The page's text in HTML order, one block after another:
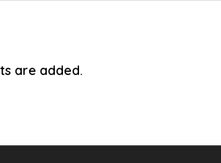
are added.